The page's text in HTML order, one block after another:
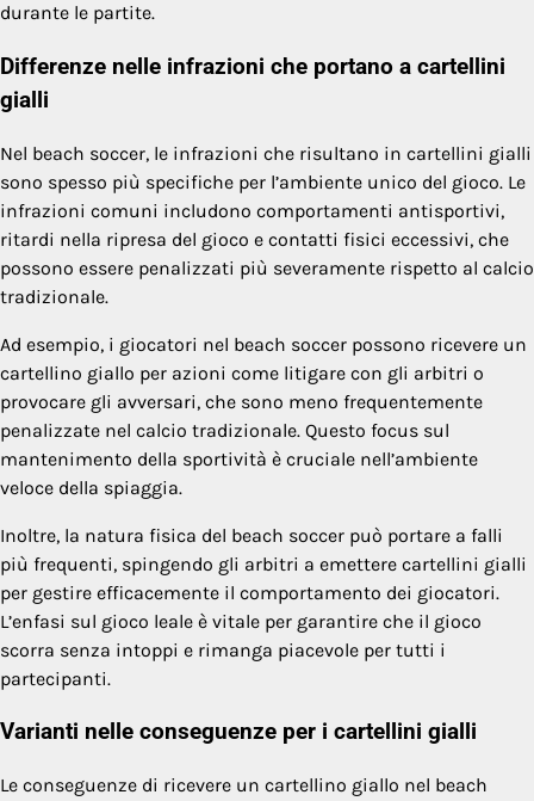
durante le partite.
Differenze nelle infrazioni che portano a cartellini
gialli
Nel beach soccer, le infrazioni che risultano in cartellini gialli
sono spesso più specifiche per l’ambiente unico del gioco. Le
infrazioni comuni includono comportamenti antisportivi,
ritardi nella ripresa del gioco e contatti fisici eccessivi, che
possono essere penalizzati più severamente rispetto al calcio
tradizionale.
Ad esempio, i giocatori nel beach soccer possono ricevere un
cartellino giallo per azioni come litigare con gli arbitri o
provocare gli avversari, che sono meno frequentemente
penalizzate nel calcio tradizionale. Questo focus sul
mantenimento della sportività è cruciale nell’ambiente
veloce della spiaggia.
Inoltre, la natura fisica del beach soccer può portare a falli
più frequenti, spingendo gli arbitri a emettere cartellini gialli
per gestire efficacemente il comportamento dei giocatori.
L’enfasi sul gioco leale è vitale per garantire che il gioco
scorra senza intoppi e rimanga piacevole per tutti i
partecipanti.
Varianti nelle conseguenze per i cartellini gialli
Le conseguenze di ricevere un cartellino giallo nel beach